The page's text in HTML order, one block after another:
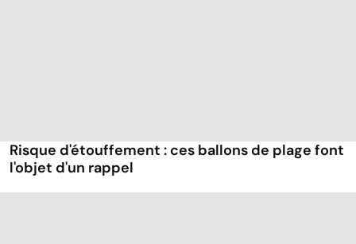
Risque d'étouffement : ces ballons de plage font
l'objet d'un rappel